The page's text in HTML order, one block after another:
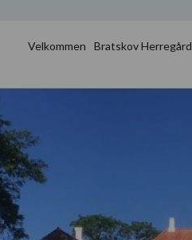
Velkommen Bratskov Herregård